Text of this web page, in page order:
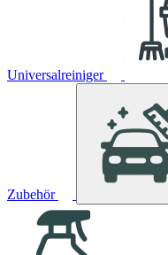
Universalreiniger
Zubehör